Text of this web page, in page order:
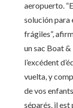
aeropuerto.
solución para
frágiles”,
un sac Boat
l’excédent
vuelta, y
de vos
séparés, il est